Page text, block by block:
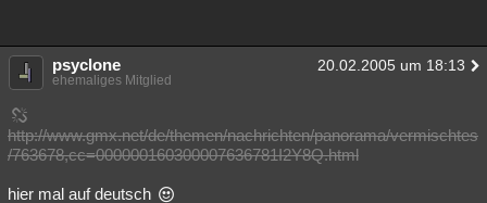
psyclone 20.02.2005 um 18:13
ehemaliges Mitglied
http://www.gmx.net/de/themen/nachrichten/panorama/vermischtes
/763678,cc=000000160300007636781I2Y8Q.html
hier mal auf deutsch